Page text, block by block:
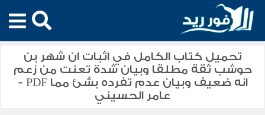
تحميل كتاب الكامل في اثبات ان شهر بن
حوشب ثقة مطلقا وبيان شدة تعنت من زعم
انه ضعيف وبيان عدم تفرده بشئ مما PDF -
عامر الحسيني